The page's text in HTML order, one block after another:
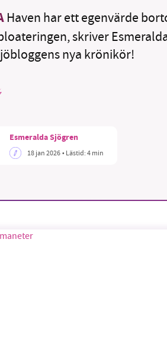
Haven har ett egenvärde
skriver
nya krönikör!
Esmeralda Sjögren
18 jan 2026• Lästid:4 min